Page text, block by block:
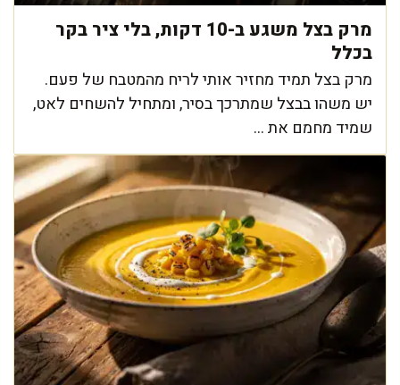
מרק בצל משגע ב-10 דקות, בלי ציר בקר
בכלל
מרק בצל תמיד מחזיר אותי לריח מהמטבח של פעם.
יש משהו בבצל שמתרכך בסיר, ומתחיל להשחים לאט,
שמיד מחמם את ...